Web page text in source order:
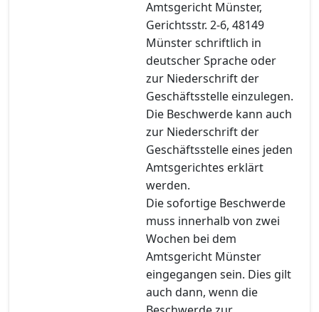
Amtsgericht Münster,
Gerichtsstr. 2-6, 48149
Münster schriftlich in
deutscher Sprache oder
zur Niederschrift der
Geschäftsstelle einzulegen.
Die Beschwerde kann auch
zur Niederschrift der
Geschäftsstelle eines jeden
Amtsgerichtes erklärt
werden.
Die sofortige Beschwerde
muss innerhalb von zwei
Wochen bei dem
Amtsgericht Münster
eingegangen sein. Dies gilt
auch dann, wenn die